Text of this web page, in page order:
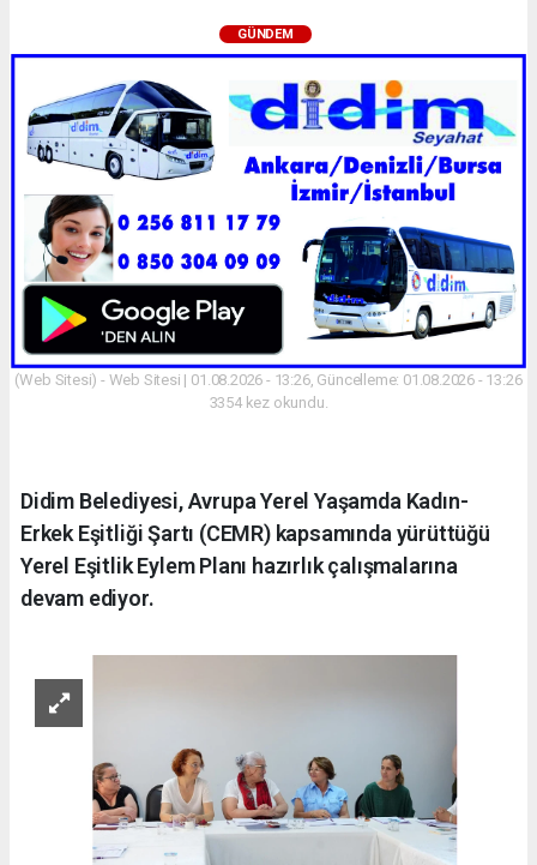
GÜNDEM
(Web Sitesi) - Web Sitesi | 01.08.2026 - 13:26, Güncelleme: 01.08.2026 - 13:26
3354 kez okundu.
Didim Belediyesi, Avrupa Yerel Yaşamda Kadın-
Erkek Eşitliği Şartı (CEMR) kapsamında yürüttüğü
Yerel Eşitlik Eylem Planı hazırlık çalışmalarına
devam ediyor.